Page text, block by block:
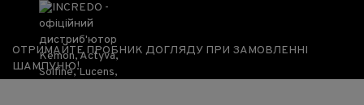
ОТРИМАЙТЕ ПРОБНИК ДОГЛЯДУ ПРИ ЗАМОВЛЕННІ
ШАМПУНЮ!